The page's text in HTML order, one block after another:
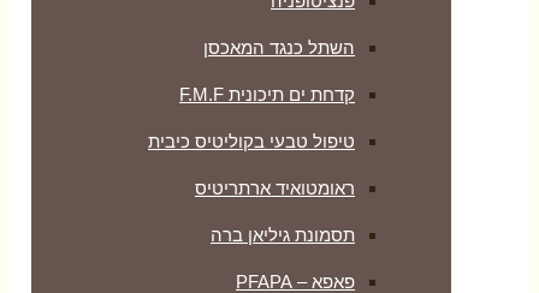
השתל כנגד המאכסן
קדחת ים תיכונית F.M.F
טיפול טבעי בקוליטיס כיבית
ראומטואיד ארתריטיס
תסמונת גיליאן ברה
פאפא – PFAPA